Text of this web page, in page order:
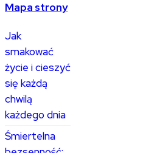
Mapa strony
Jak
smakować
życie i cieszyć
się każdą
chwilą
każdego dnia
Śmiertelna